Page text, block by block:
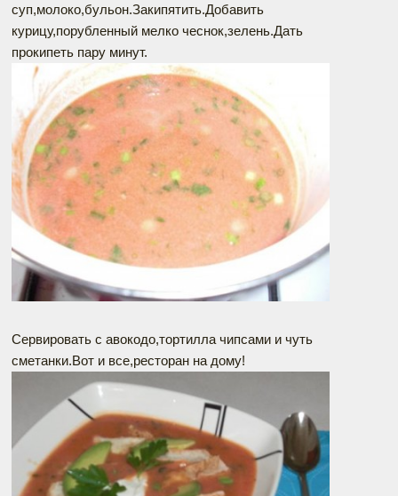
суп,молоко,бульон.Закипятить.Добавить
курицу,порубленный мелко чеснок,зелень.Дать
прокипеть пару минут.
Сервировать с авокодо,тортилла чипсами и чуть
сметанки.Вот и все,ресторан на дому!